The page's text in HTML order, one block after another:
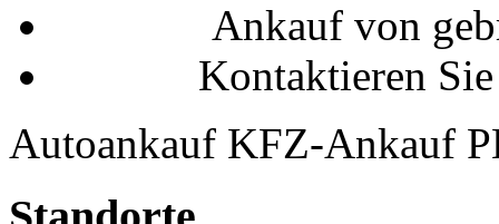
Ankauf von
Kontaktieren
Autoankauf KFZ-Ankauf